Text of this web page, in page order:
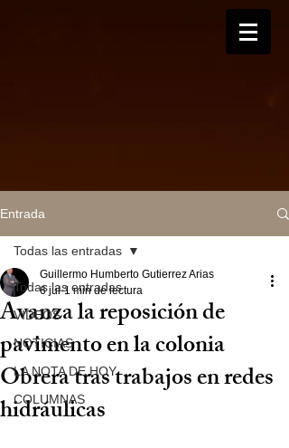
Entrada
Todas las entradas
VIDEOS
NOTICIAS
LA NOTA DE HOY
COLUMNAS
Todas las entradas
Avanza la reposición de
pavimento en la colonia
Obrera tras trabajos en redes
hidráulicas
Guillermo Humberto Gutierrez Arias
6 jul 1 min de lectura